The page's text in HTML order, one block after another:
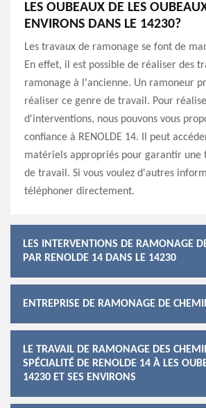
LES OUBEAUX DE LES
ENVIRONS DANS LE 14230?
Les travaux de ramonage se font de
En effet, il est possible de réaliser des
ramonage à l'ancienne. Un ramoneur
réaliser ce genre de travail. Pour
d'interventions, nous pouvons vous
confiance à RENOLDE 14. Il peut
matériels appropriés pour garantir une
de travail. Si vous voulez d'autres
téléphoner directement.
LES INTERVENTIONS DE RAMONAGE
PAR RENOLDE 14 DANS LE 14230
ENTREPRISE DE RAMONAGE DE
LE TRAVAIL DE RAMONAGE DES
SPÉCIALITÉ DE RENOLDE 14 À LES
14230 ET SES ENVIRONS